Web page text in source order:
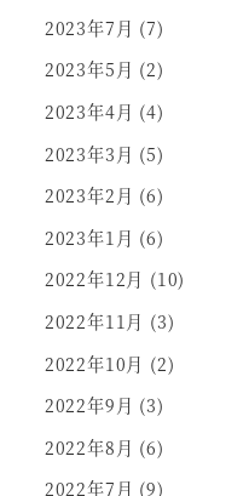
2023年7月 (7)
2023年5月 (2)
2023年4月 (4)
2023年3月 (5)
2023年2月 (6)
2023年1月 (6)
2022年12月 (10)
2022年11月 (3)
2022年10月 (2)
2022年9月 (3)
2022年8月 (6)
2022年7月 (9)